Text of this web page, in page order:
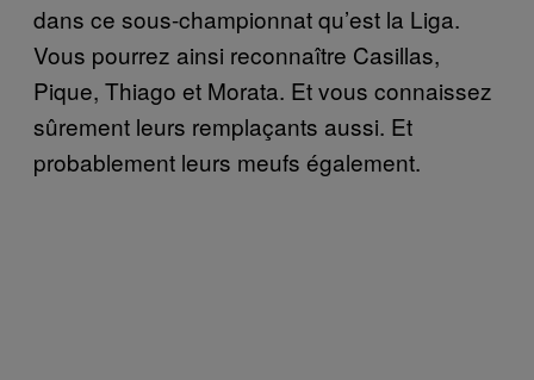
dans ce sous-championnat qu’est la Liga.
Vous pourrez ainsi reconnaître Casillas,
Pique, Thiago et Morata. Et vous connaissez
sûrement leurs remplaçants aussi. Et
probablement leurs meufs également.